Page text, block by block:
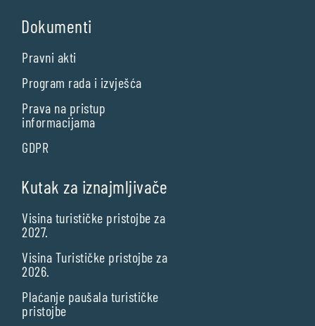
Dokumenti
Pravni akti
Program rada i izvješća
Prava na pristup
informacijama
GDPR
Kutak za iznajmljivače
Visina turističke pristojbe za
2027.
Visina Turističke pristojbe za
2026.
Plaćanje paušala turističke
pristojbe